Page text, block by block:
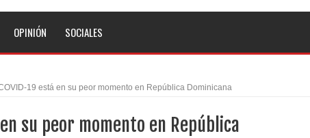
tras la anulación de condena de 15 años por lavado
metas de transparencia a través SISMAP municipal
Evo Morales
OPINIÓN SOCIALES
19 está en su peor momento en República Dominicana
en su peor momento en República